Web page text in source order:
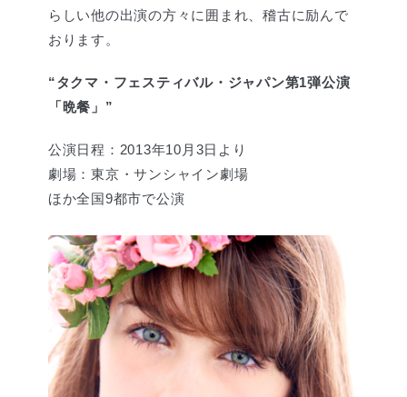
らしい他の出演の方々に囲まれ、稽古に励んで
おります。
“タクマ・フェスティバル・ジャパン第1弾公演
「晩餐」”
公演日程：2013年10月3日より
劇場：東京・サンシャイン劇場
ほか全国9都市で公演